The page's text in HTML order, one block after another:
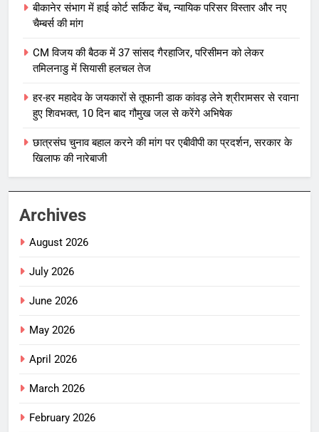
बीकानेर संभाग में हाई कोर्ट सर्किट बेंच, न्यायिक परिसर विस्तार और नए
चैम्बर्स की मांग
CM विजय की बैठक में 37 सांसद गैरहाजिर, परिसीमन को लेकर
तमिलनाडु में सियासी हलचल तेज
हर-हर महादेव के जयकारों से तूफानी डाक कांवड़ लेने श्रीरामसर से रवाना
हुए शिवभक्त, 10 दिन बाद गौमुख जल से करेंगे अभिषेक
छात्रसंघ चुनाव बहाल करने की मांग पर एबीवीपी का प्रदर्शन, सरकार के
खिलाफ की नारेबाजी
Archives
August 2026
July 2026
June 2026
May 2026
April 2026
March 2026
February 2026